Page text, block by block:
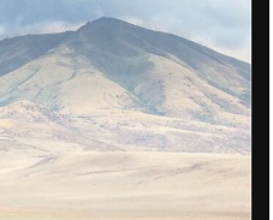
Pas Now -